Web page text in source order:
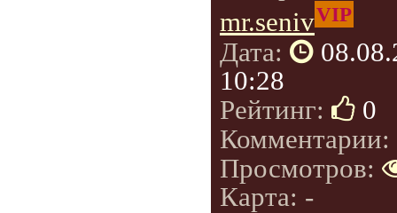
mr.senivVIP
Дата:
10:28
Рейтинг:
0
Комментарии:
Просмотров:
Карта: -